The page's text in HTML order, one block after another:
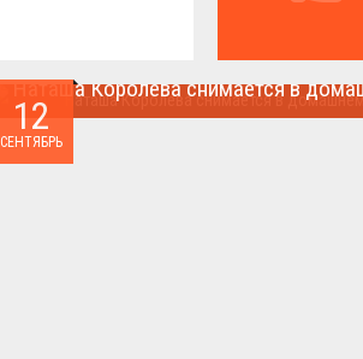
12
СЕНТЯБРЬ
Наташа Королева снимается в домашнем ...